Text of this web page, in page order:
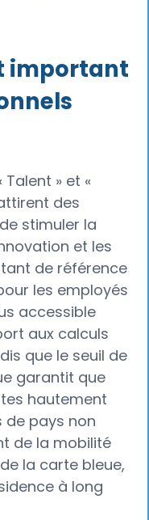
important
» et «
des
stimuler la
et les
de référence
les employés
accessible
aux calculs
que le seuil de
garantit que
hautement
de pays non
de la mobilité
la carte bleue,
à long